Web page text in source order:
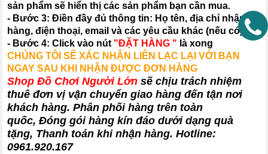
sản phẩm sẽ hiển thị các sản phẩm bạn cần mua.
- Bước 3: Điền đầy đủ thông tin: Họ tên, địa chỉ nhận
hàng, điện thoại, email và các yêu cầu khác (nếu có).
- Bước 4: Click vào nút "ĐẶT HÀNG " là xong
CHÚNG TÔI SẼ XÁC NHẬN LIÊN LẠC LẠI VỚI BẠN
NGAY SAU KHI NHẬN ĐƯỢC ĐƠN HÀNG
Shop Đồ Chơi Người Lớn sẽ chịu trách nhiệm
thuê đơn vị vận chuyển giao hàng đến tận nơi
khách hàng. Phân phối hàng trên toàn
quốc, Đóng gói hàng kín đáo dưới dạng quà
tặng, Thanh toán khi nhận hàng. Hotline:
0961.920.167